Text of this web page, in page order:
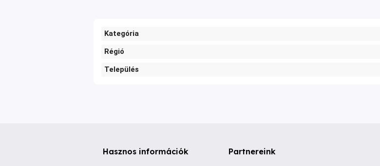
Kategória
Régió
Település
Hasznos információk Partnereink